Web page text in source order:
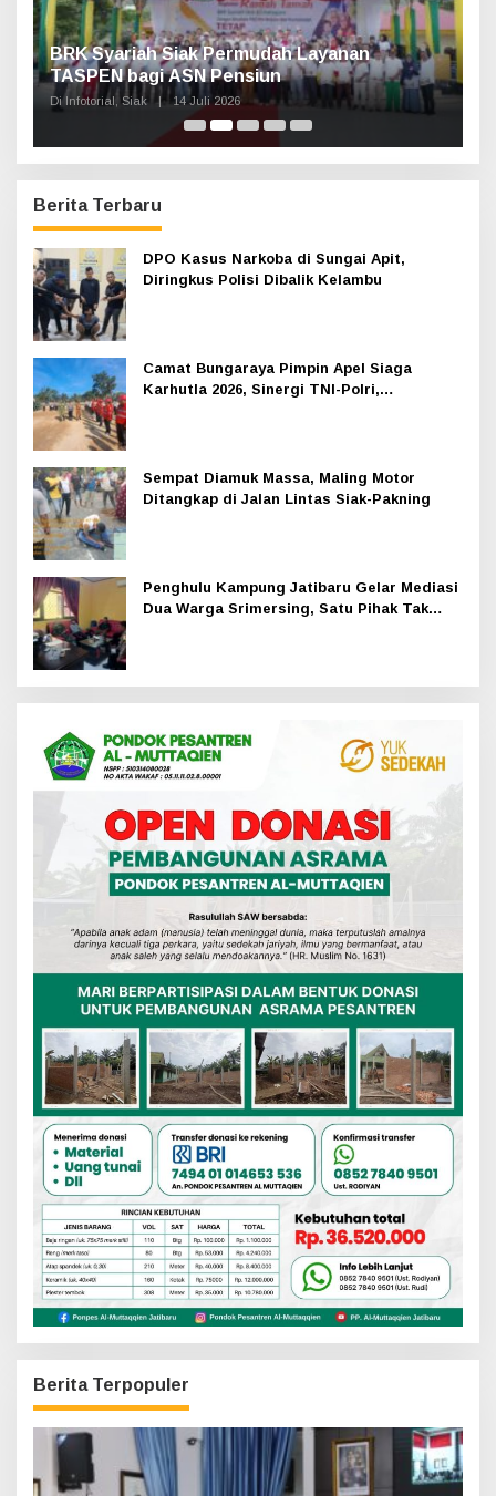
Haul Sultan Siak ke-60 Digelar, Bupati
Ajak Masyarakat Lestarikan Sejarah
Kesultanan
Di Infotorial, Siak | 12 Juli 2026
Berita Terbaru
DPO Kasus Narkoba di Sungai Apit,
Diringkus Polisi Dibalik Kelambu
Camat Bungaraya Pimpin Apel Siaga
Karhutla 2026, Sinergi TNI-Polri,
Sempat Diamuk Massa, Maling Motor
Ditangkap di Jalan Lintas Siak-Pakning
Penghulu Kampung Jatibaru Gelar Mediasi
Dua Warga Srimersing, Satu Pihak Tak
Berita Terpopuler